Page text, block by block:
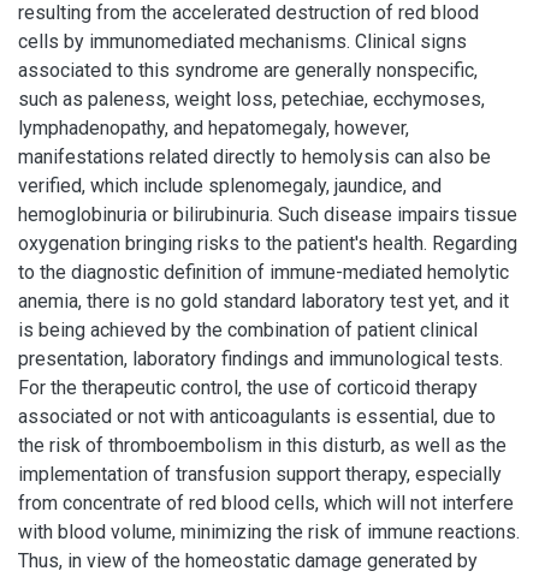
resulting from the accelerated destruction of red blood
cells by immunomediated mechanisms. Clinical signs
associated to this syndrome are generally nonspecific,
such as paleness, weight loss, petechiae, ecchymoses,
lymphadenopathy, and hepatomegaly, however,
manifestations related directly to hemolysis can also be
verified, which include splenomegaly, jaundice, and
hemoglobinuria or bilirubinuria. Such disease impairs tissue
oxygenation bringing risks to the patient's health. Regarding
to the diagnostic definition of immune-mediated hemolytic
anemia, there is no gold standard laboratory test yet, and it
is being achieved by the combination of patient clinical
presentation, laboratory findings and immunological tests.
For the therapeutic control, the use of corticoid therapy
associated or not with anticoagulants is essential, due to
the risk of thromboembolism in this disturb, as well as the
implementation of transfusion support therapy, especially
from concentrate of red blood cells, which will not interfere
with blood volume, minimizing the risk of immune reactions.
Thus, in view of the homeostatic damage generated by